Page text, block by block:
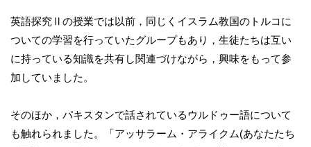
英語探究Ⅱの授業では以前，同じくイスラム教国のトルコに
ついての学習を行っていたグループもあり，生徒たちは互い
に持っている知識を共有し関連づけながら，興味をもって参
加していました。
そのほか，パキスタンで話されているウルドゥー語について
も触れられました。「アッサラーム・アライクム(あなたたち